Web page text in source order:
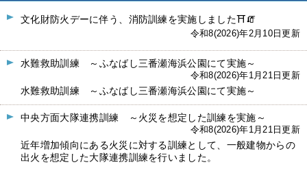
文化財防火デーに伴う、消防訓練を実施しました⛩🧯
令和8(2026)年2月10日更新
水難救助訓練 ～ふなばし三番瀬海浜公園にて実施～
令和8(2026)年1月21日更新
水難救助訓練 ～ふなばし三番瀬海浜公園にて実施～
中央方面大隊連携訓練 ～火災を想定した訓練を実施～
令和8(2026)年1月21日更新
近年増加傾向にある火災に対する訓練として、一般建物からの
出火を想定した大隊連携訓練を行いました。